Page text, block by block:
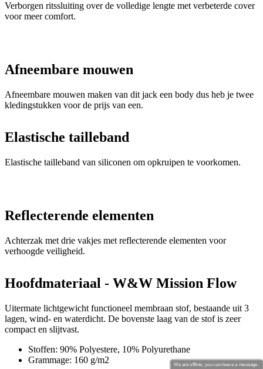
Verborgen ritssluiting over de volledige lengte met verbeterde cover
voor meer comfort.
Afneembare mouwen
Afneembare mouwen maken van dit jack een body dus heb je twee
kledingstukken voor de prijs van een.
Elastische tailleband
Elastische tailleband van siliconen om opkruipen te voorkomen.
Reflecterende elementen
Achterzak met drie vakjes met reflecterende elementen voor
verhoogde veiligheid.
Hoofdmateriaal - W&W Mission Flow
Uitermate lichtgewicht functioneel membraan stof, bestaande uit 3
lagen, wind- en waterdicht. De bovenste laag van de stof is zeer
compact en slijtvast.
Stoffen: 90% Polyestere, 10% Polyurethane
Grammage: 160 g/m2
We are offline, you can leave a message.